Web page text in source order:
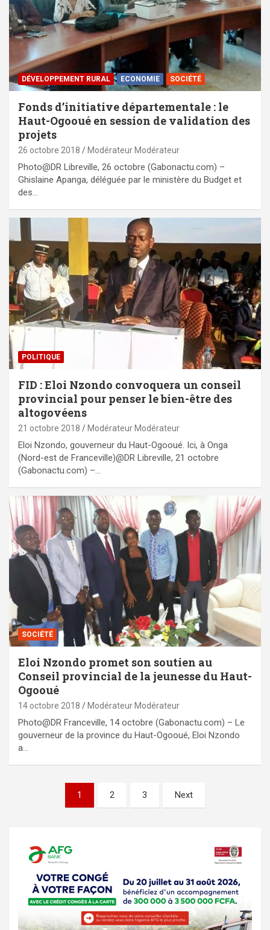
DÉVELOPPEMENT RURAL ECONOMIE SOCIÉTÉ
Fonds d’initiative départementale : le
Haut-Ogooué en session de validation des
projets
26 octobre 2018 Modérateur Modérateur
Photo@DR Libreville, 26 octobre (Gabonactu.com) –
Ghislaine Apanga, déléguée par le ministère du Budget et
des…
POLITIQUE
FID : Eloi Nzondo convoquera un conseil
provincial pour penser le bien-être des
altogovéens
21 octobre 2018 Modérateur Modérateur
Eloi Nzondo, gouverneur du Haut-Ogooué. Ici, à Onga
(Nord-est de Franceville)@DR Libreville, 21 octobre
(Gabonactu.com) –…
SOCIÉTÉ
Eloi Nzondo promet son soutien au
Conseil provincial de la jeunesse du Haut-
Ogooué
14 octobre 2018 Modérateur Modérateur
Photo@DR Franceville, 14 octobre (Gabonactu.com) – Le
gouverneur de la province du Haut-Ogooué, Eloi Nzondo
a…
Pagination
1 2 3 Next